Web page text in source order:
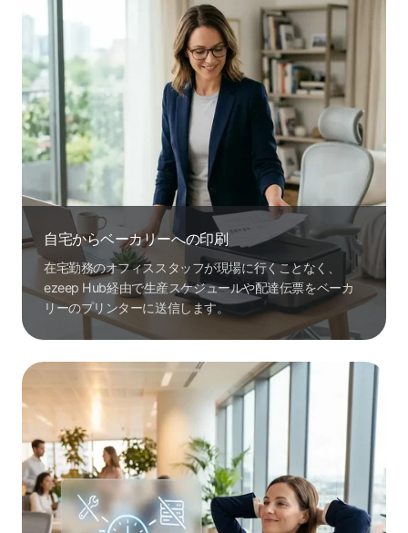
自宅からベーカリーへの印刷
在宅勤務のオフィススタッフが現場に行くことなく、
ezeep Hub経由で生産スケジュールや配達伝票をベーカ
リーのプリンターに送信します。